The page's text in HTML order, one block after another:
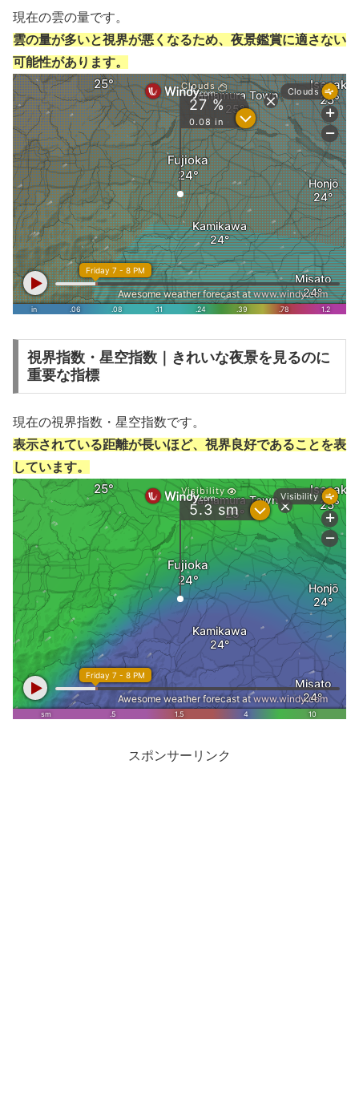
現在の雲の量です。
雲の量が多いと視界が悪くなるため、夜景鑑賞に適さない
可能性があります。
視界指数・星空指数｜きれいな夜景を見るのに
重要な指標
現在の視界指数・星空指数です。
表示されている距離が長いほど、視界良好であることを表
しています。
スポンサーリンク